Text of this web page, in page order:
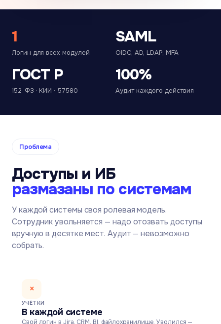
1
Логин для всех модулей
SAML
OIDC, AD, LDAP, MFA
ГОСТ Р
152-ФЗ · КИИ · 57580
100%
Аудит каждого действия
Проблема
Доступы и ИБ
размазаны по системам
У каждой системы своя ролевая модель.
Сотрудник увольняется — надо отозвать доступы
вручную в десятке мест. Аудит — невозможно
собрать.
×
УЧЁТКИ
В каждой системе
Свой логин в Jira, CRM, BI, файлохранилище. Уволился —